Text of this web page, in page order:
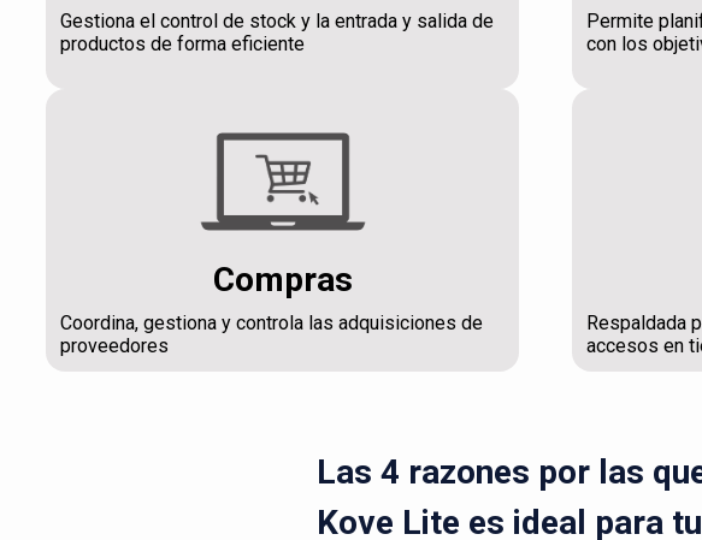
Gestiona el control de stock y la entrada y salida de
productos de forma eficiente
Permite
con los
Compras
Coordina, gestiona y controla las adquisiciones de
proveedores
Respaldada
accesos en
Las 4 razones por las
Kove Lite es ideal para